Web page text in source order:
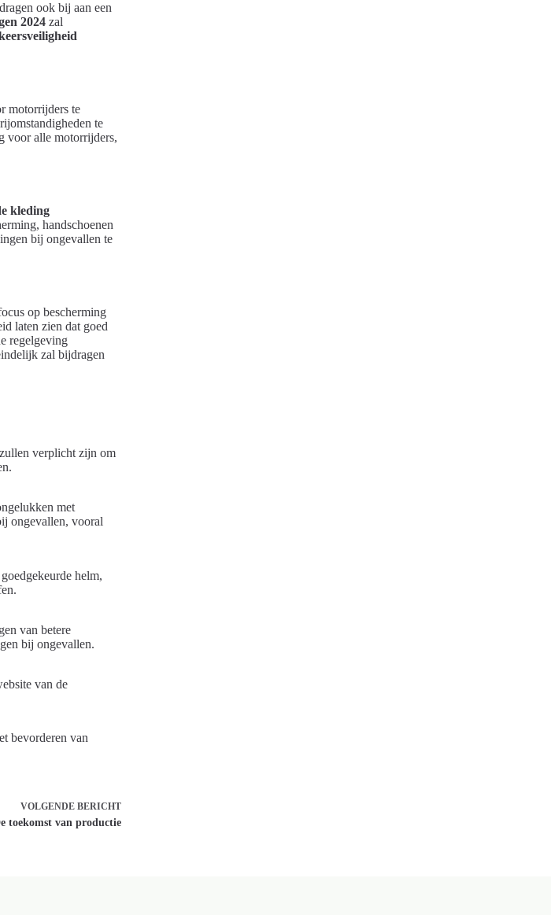
ook bij aan een
2024 zal
motorrijders te
te
voor alle motorrijders,
kleding
handschoenen
bij ongevallen te
op bescherming
laten zien dat goed
regelgeving
zal bijdragen
verplicht zijn om
met
ongevallen, vooral
helm,
van betere
bij ongevallen.
van de
bevorderen van
VOLGENDEBERICHT
toekomst van productie